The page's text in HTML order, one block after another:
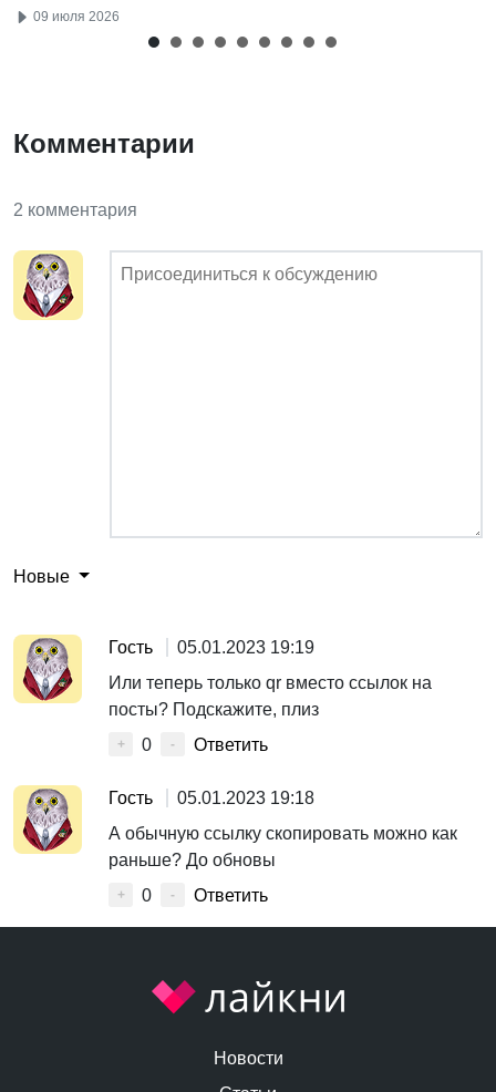
09 июля 2026
Комментарии
2 комментария
Новые
Гость
05.01.2023 19:19
Или теперь только qr вместо ссылок на
посты? Подскажите, плиз
+ 0 - Ответить
Гость
05.01.2023 19:18
А обычную ссылку скопировать можно как
раньше? До обновы
+ 0 - Ответить
Новости